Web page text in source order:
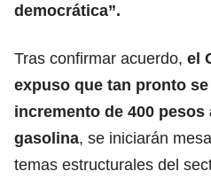
democrática”.
Tras confirmar acuerdo, el
expuso que tan pronto
incremento de 400
gasolina, se iniciarán
temas estructurales del